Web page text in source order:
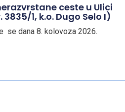
ceste u Ulici
1, k.o. Dugo Selo I)
se dana 8. kolovoza 2026.